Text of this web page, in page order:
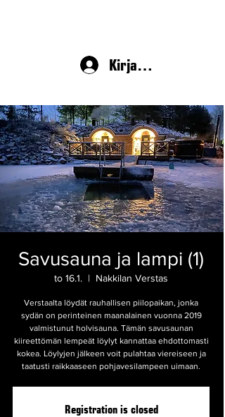
Kirjaudu
Savusauna ja lampi (1)
to 16.1.
  |
Nakkilan Verstas
Verstaalta löydät rauhallisen piilopaikan, jonka
sydän on perinteinen maanalainen vuonna 2019
valmistunut holvisauna. Tämän savusaunan
kiireettömän lempeät löylyt kannattaa ehdottomasti
kokea. Löylyjen jälkeen voit pulahtaa viereiseen ja
taatusti raikkaaseen pohjavesilampeen uimaan.
Registration is closed